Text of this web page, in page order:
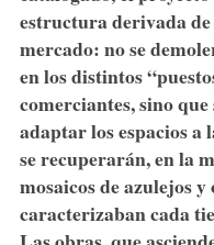
estructura derivada
mercado: no se
en los distintos
comerciantes, sino
adaptar los espacios a
se recuperarán, en la
mosaicos de azulejos
caracterizaban cada